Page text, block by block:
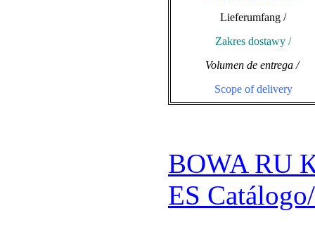
Lieferumfang /
Zakres dostawy /
Volumen de entrega /
Scope of delivery
BOWA RU
ES Catálogo